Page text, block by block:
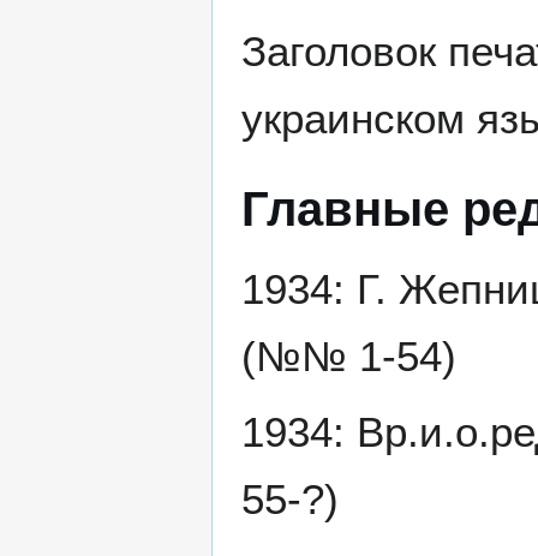
Заголовок
украинском
Главные
1934: Г.
(№№ 1-54)
1934:
55-?)